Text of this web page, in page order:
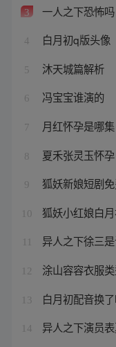
3 一人之下恐怖吗
4 白月初q版头像
5 沐天城篇解析
6 冯宝宝谁演的
7 月红怀孕是哪集
8 夏禾张灵玉怀孕
9 狐妖新娘短剧
10 狐妖小红娘白
异人之下徐三
12 涂山容容衣服
13 白月初配音换
14 异人之下演员